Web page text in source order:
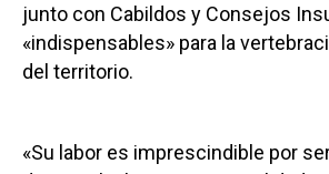
junto con Cabildos y Consejos
«indispensables» para la
del territorio.
«Su labor es imprescindible por